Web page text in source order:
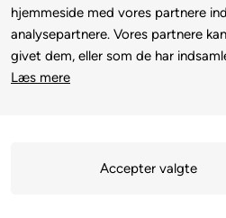
hjemmeside med vores partnere
analysepartnere. Vores partnere
givet dem, eller som de har
Læs mere
Seniorcykel Rollator Brugte